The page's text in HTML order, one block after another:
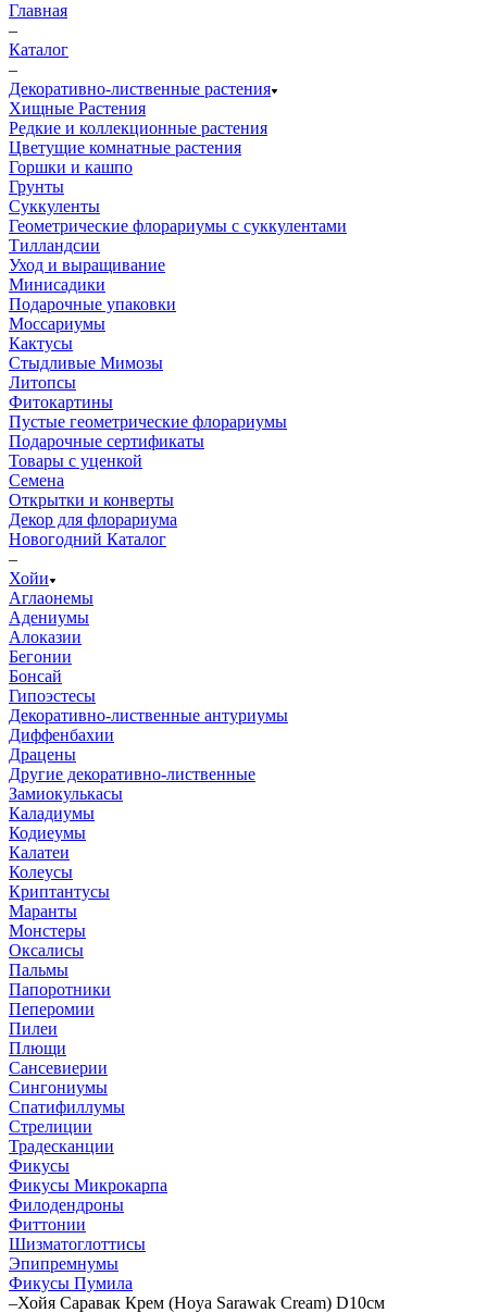
Главная
–
Каталог
–
Декоративно-лиственные растения
Хищные Растения
Редкие и коллекционные растения
Цветущие комнатные растения
Горшки и кашпо
Грунты
Суккуленты
Геометрические флорариумы с суккулентами
Тилландсии
Уход и выращивание
Минисадики
Подарочные упаковки
Моссариумы
Кактусы
Стыдливые Мимозы
Литопсы
Фитокартины
Пустые геометрические флорариумы
Подарочные сертификаты
Товары с уценкой
Семена
Открытки и конверты
Декор для флорариума
Новогодний Каталог
–
Хойи
Аглаонемы
Адениумы
Алоказии
Бегонии
Бонсай
Гипоэстесы
Декоративно-лиственные антуриумы
Диффенбахии
Драцены
Другие декоративно-лиственные
Замиокулькасы
Каладиумы
Кодиеумы
Калатеи
Колеусы
Криптантусы
Маранты
Монстеры
Оксалисы
Пальмы
Папоротники
Пеперомии
Пилеи
Плющи
Сансевиерии
Сингониумы
Спатифиллумы
Стрелиции
Традесканции
Фикусы
Фикусы Микрокарпа
Филодендроны
Фиттонии
Шизматоглоттисы
Эпипремнумы
Фикусы Пумила
–Хойя Саравак Крем (Hoya Sarawak Cream) D10см